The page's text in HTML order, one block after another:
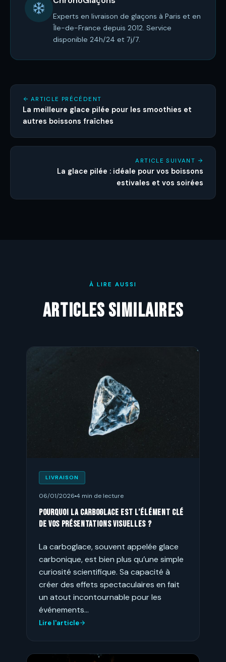
Experts en livraison de glaçons à Paris et en
Île-de-France depuis 2012. Service
disponible 24h/24 et 7j/7.
ARTICLE PRÉCÉDENT
La meilleure glace pilée pour les smoothies et
autres boissons fraîches
ARTICLE SUIVANT
La glace pilée : idéale pour vos boissons
estivales et vos soirées
À LIRE AUSSI
Articles similaires
LIVRAISON
06/01/2026 4 min de lecture
Pourquoi la carboglace est l’élément clé
de vos présentations visuelles ?
La carboglace, souvent appelée glace
carbonique, est bien plus qu’une simple
curiosité scientifique. Sa capacité à
créer des effets spectaculaires en fait
un atout incontournable pour les
événements…
Lire l'article